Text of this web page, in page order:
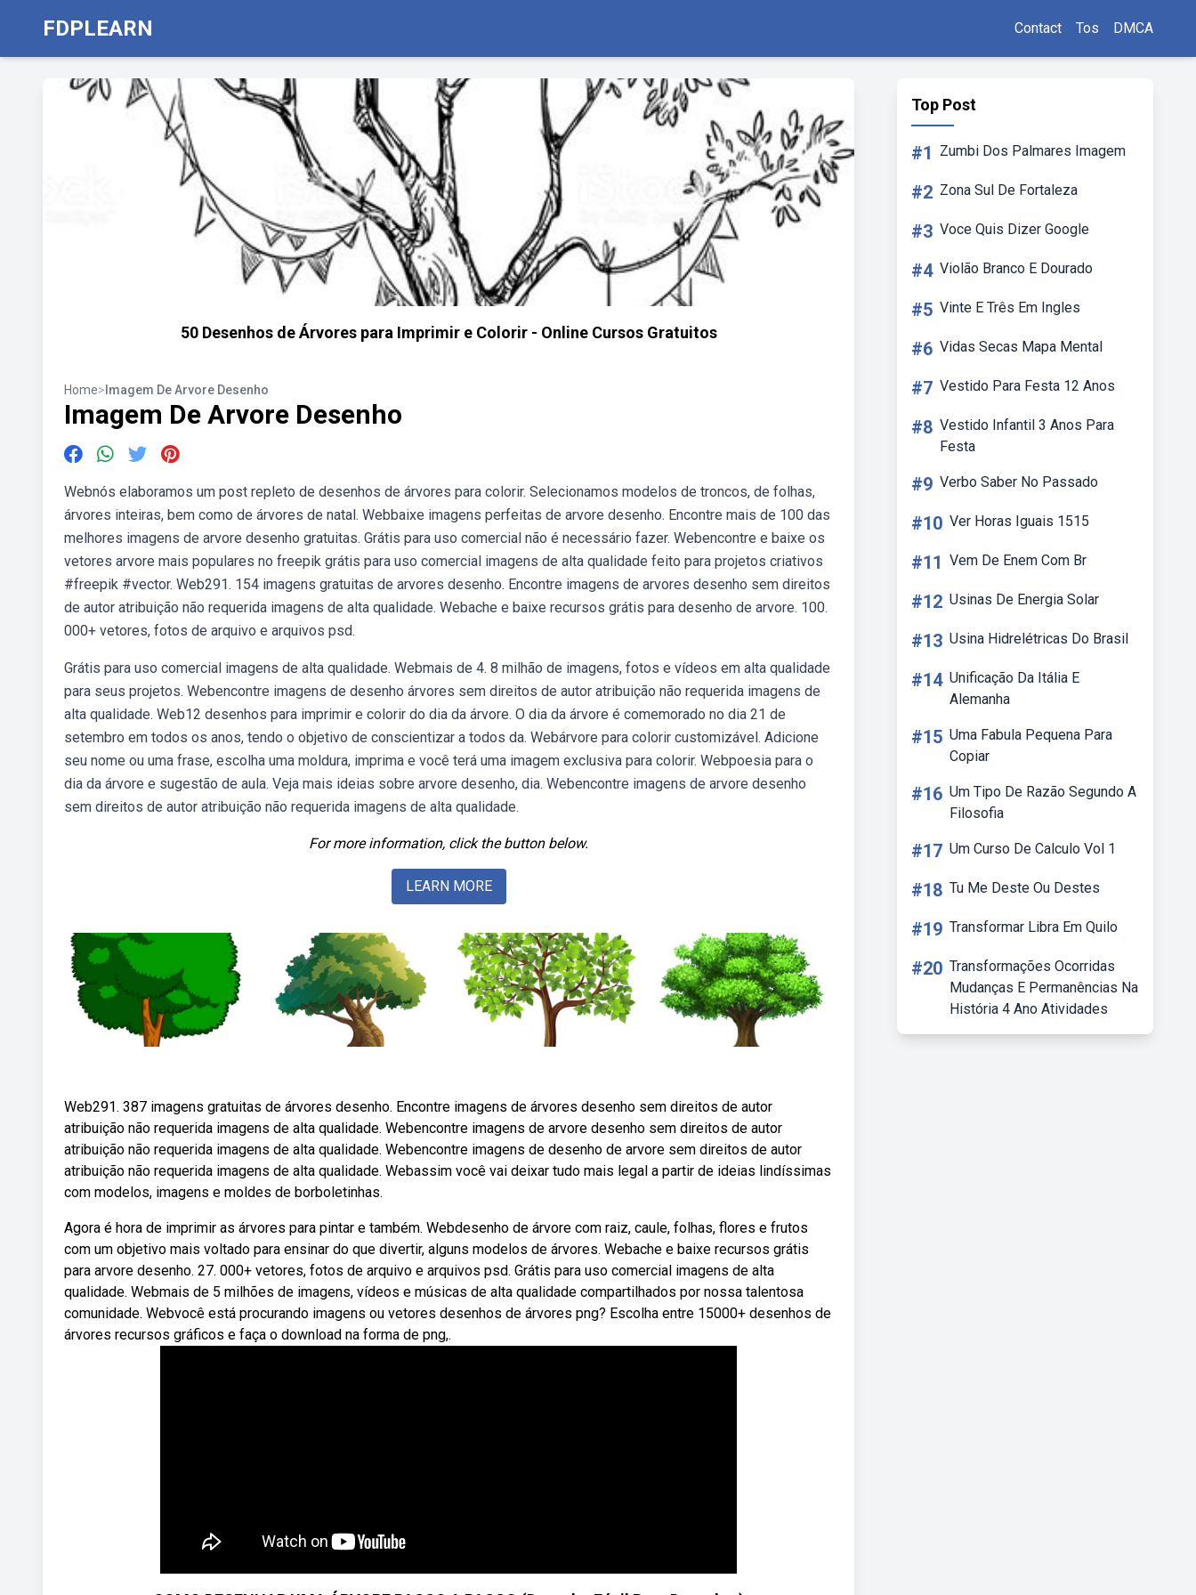
FDPLEARN Contact Tos DMCA
50 Desenhos de Árvores para Imprimir e Colorir - Online Cursos Gratuitos
Home> Imagem De Arvore Desenho
Imagem De Arvore Desenho
Webnós elaboramos um post repleto de desenhos de árvores para colorir. Selecionamos modelos de troncos, de folhas,
árvores inteiras, bem como de árvores de natal. Webbaixe imagens perfeitas de arvore desenho. Encontre mais de 100 das
melhores imagens de arvore desenho gratuitas. Grátis para uso comercial não é necessário fazer. Webencontre e baixe os
vetores arvore mais populares no freepik grátis para uso comercial imagens de alta qualidade feito para projetos criativos
#freepik #vector. Web291. 154 imagens gratuitas de arvores desenho. Encontre imagens de arvores desenho sem direitos
de autor atribuição não requerida imagens de alta qualidade. Webache e baixe recursos grátis para desenho de arvore. 100.
000+ vetores, fotos de arquivo e arquivos psd.
Grátis para uso comercial imagens de alta qualidade. Webmais de 4. 8 milhão de imagens, fotos e vídeos em alta qualidade
para seus projetos. Webencontre imagens de desenho árvores sem direitos de autor atribuição não requerida imagens de
alta qualidade. Web12 desenhos para imprimir e colorir do dia da árvore. O dia da árvore é comemorado no dia 21 de
setembro em todos os anos, tendo o objetivo de conscientizar a todos da. Webárvore para colorir customizável. Adicione
seu nome ou uma frase, escolha uma moldura, imprima e você terá uma imagem exclusiva para colorir. Webpoesia para o
dia da árvore e sugestão de aula. Veja mais ideias sobre arvore desenho, dia. Webencontre imagens de arvore desenho
sem direitos de autor atribuição não requerida imagens de alta qualidade.
For more information, click the button below.
LEARN MORE
Web291. 387 imagens gratuitas de árvores desenho. Encontre imagens de árvores desenho sem direitos de autor
atribuição não requerida imagens de alta qualidade. Webencontre imagens de arvore desenho sem direitos de autor
atribuição não requerida imagens de alta qualidade. Webencontre imagens de desenho de arvore sem direitos de autor
atribuição não requerida imagens de alta qualidade. Webassim você vai deixar tudo mais legal a partir de ideias lindíssimas
com modelos, imagens e moldes de borboletinhas.
Agora é hora de imprimir as árvores para pintar e também. Webdesenho de árvore com raiz, caule, folhas, flores e frutos
com um objetivo mais voltado para ensinar do que divertir, alguns modelos de árvores. Webache e baixe recursos grátis
para arvore desenho. 27. 000+ vetores, fotos de arquivo e arquivos psd. Grátis para uso comercial imagens de alta
qualidade. Webmais de 5 milhões de imagens, vídeos e músicas de alta qualidade compartilhados por nossa talentosa
comunidade. Webvocê está procurando imagens ou vetores desenhos de árvores png? Escolha entre 15000+ desenhos de
árvores recursos gráficos e faça o download na forma de png,.
Top Post
#1 Zumbi Dos Palmares Imagem
#2 Zona Sul De Fortaleza
#3 Voce Quis Dizer Google
#4 Violão Branco E Dourado
#5 Vinte E Três Em Ingles
#6 Vidas Secas Mapa Mental
#7 Vestido Para Festa 12 Anos
#8 Vestido Infantil 3 Anos Para
Festa
#9 Verbo Saber No Passado
#10 Ver Horas Iguais 1515
#11 Vem De Enem Com Br
#12 Usinas De Energia Solar
#13 Usina Hidrelétricas Do Brasil
#14 Unificação Da Itália E
Alemanha
#15 Uma Fabula Pequena Para
Copiar
#16 Um Tipo De Razão Segundo A
Filosofia
#17 Um Curso De Calculo Vol 1
#18 Tu Me Deste Ou Destes
#19 Transformar Libra Em Quilo
#20 Transformações Ocorridas
Mudanças E Permanências Na
História 4 Ano Atividades